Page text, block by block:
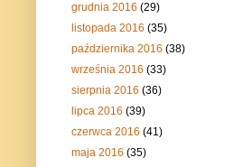
grudnia 2016(29)
listopada 2016(35)
października 2016(38)
września 2016(33)
sierpnia 2016(36)
lipca 2016(39)
czerwca 2016(41)
maja 2016(35)